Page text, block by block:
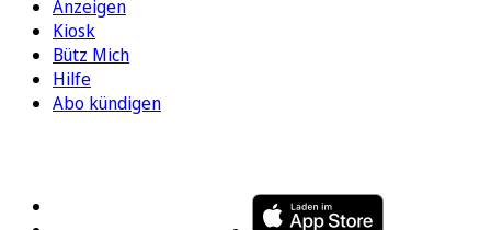
Anzeigen
Kiosk
Bütz Mich
Hilfe
Abo kündigen